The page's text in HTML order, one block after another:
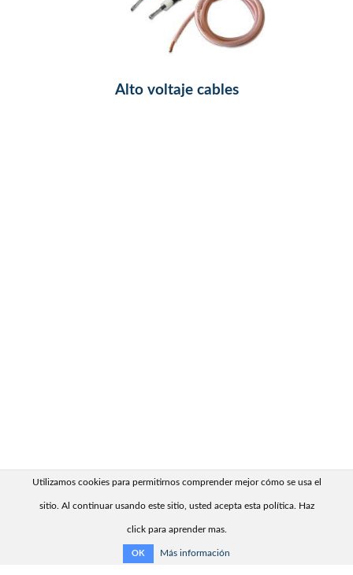
Alto voltaje cables
Utilizamos cookies para permitirnos comprender mejor cómo se usa el
sitio. Al continuar usando este sitio, usted acepta esta política. Haz
click para aprender mas.
OK Más información